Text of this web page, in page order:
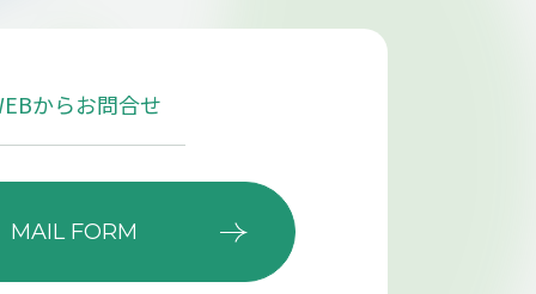
からお問合せ
MAIL FORM